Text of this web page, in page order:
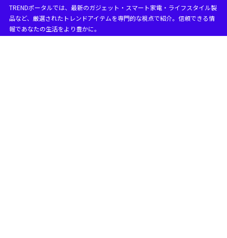
TRENDポータルでは、最新のガジェット・スマート家電・ライフスタイル製
品など、厳選されたトレンドアイテムを専門的な視点で紹介。信頼できる情
報であなたの生活をより豊かに。